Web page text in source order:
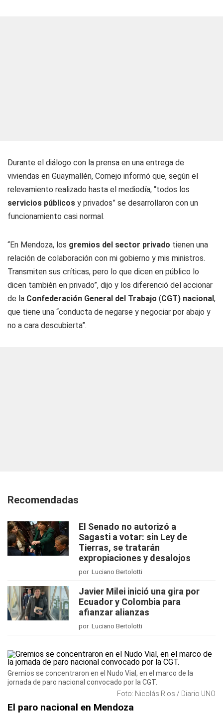
Durante el diálogo con la prensa en una entrega de
viviendas en Guaymallén, Cornejo informó que, según el
relevamiento realizado hasta el mediodía, “todos los
servicios públicos y privados” se desarrollaron con un
funcionamiento casi normal.
“En Mendoza, los gremios del sector privado tienen una
relación de colaboración con mi gobierno y mis ministros.
Transmiten sus críticas, pero lo que dicen en público lo
dicen también en privado”, dijo y los diferenció del accionar
de la Confederación General del Trabajo (CGT) nacional,
que tiene una “conducta de negarse y negociar por abajo y
no a cara descubierta”.
Recomendadas
El Senado no autorizó a
Sagasti a votar: sin Ley de
Tierras, se tratarán
expropiaciones y desalojos
por Luciano Bertolotti
Javier Milei inició una gira por
Ecuador y Colombia para
afianzar alianzas
por Luciano Bertolotti
Gremios se concentraron en el Nudo Vial, en el marco de la
jornada de paro nacional convocado por la CGT.
Foto: Nicolás Rios / Diario UNO
El paro nacional en Mendoza